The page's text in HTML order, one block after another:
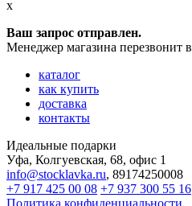
x
Ваш запрос отправлен.
Менеджер магазина перезвонит
каталог
как купить
доставка
контакты
Идеальные подарки
Уфа, Колгуевская, 68, офис 1
info@stocklavka.ru, 89174250008
+7 917 425 00 08 +7 937 300 55 16
Политика конфиденциальности